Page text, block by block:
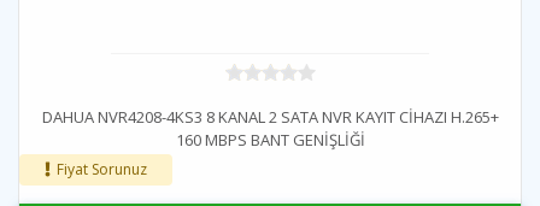
DAHUA NVR4208-4KS3 8 KANAL 2 SATA NVR KAYIT CİHAZI H.265+
160 MBPS BANT GENİŞLİĞİ
Fiyat Sorunuz